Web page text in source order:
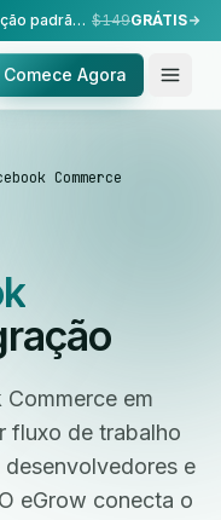
Configuração feita para você — configuração padrão, realizada pela nossa equipe. $149GRÁTIS
Comece Agora
Commerce
em
fluxo de trabalho
e
eGrow conecta o